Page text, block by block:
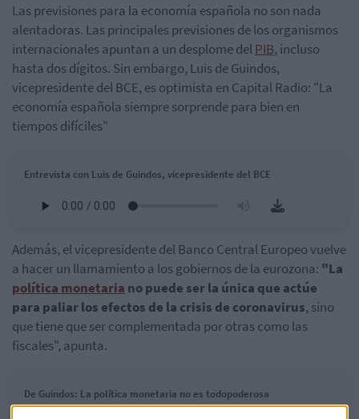
Las previsiones para la economía española no son nada
alentadoras. Las principales previsiones de los organismos
internacionales apuntan a un desplome delPIB, incluso
hasta dos dígitos. Sin embargo, Luis de Guindos,
vicepresidente del BCE, es optimista en Capital Radio: "La
economía española siempre sorprende para bien en
tiempos difíciles"
Entrevista con Luis de Guindos, vicepresidente del BCE
Además, el vicepresidente del Banco Central Europeo vuelve
a hacer un llamamiento a los gobiernos de la eurozona: "La
política monetaria no puede ser la única que actúe
para paliar los efectos de la crisis de coronavirus, sino
que tiene que ser complementada por otras como las
fiscales", apunta.
De Guindos: La política monetaria no es todopoderosa